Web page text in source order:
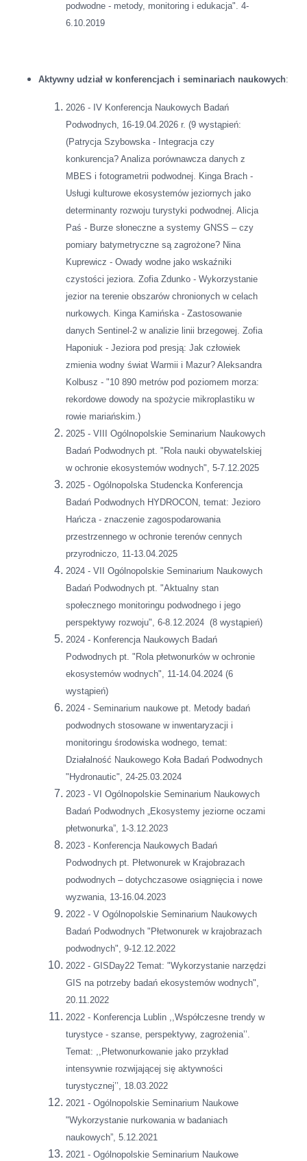
podwodne - metody, monitoring i edukacja". 4-
6.10.2019
Aktywny udział w konferencjach i seminariach naukowych:
2026 - IV Konferencja Naukowych Badań
Podwodnych, 16-19.04.2026 r. (9 wystąpień:
(Patrycja Szybowska - Integracja czy
konkurencja? Analiza porównawcza danych z
MBES i fotogrametrii podwodnej. Kinga Brach -
Usługi kulturowe ekosystemów jeziornych jako
determinanty rozwoju turystyki podwodnej. Alicja
Paś - Burze słoneczne a systemy GNSS – czy
pomiary batymetryczne są zagrożone? Nina
Kuprewicz - Owady wodne jako wskaźniki
czystości jeziora. Zofia Zdunko - Wykorzystanie
jezior na terenie obszarów chronionych w celach
nurkowych. Kinga Kamińska - Zastosowanie
danych Sentinel-2 w analizie linii brzegowej. Zofia
Haponiuk - Jeziora pod presją: Jak człowiek
zmienia wodny świat Warmii i Mazur? Aleksandra
Kolbusz - "10 890 metrów pod poziomem morza:
rekordowe dowody na spożycie mikroplastiku w
rowie mariańskim.)
2025 - VIII Ogólnopolskie Seminarium Naukowych
Badań Podwodnych pt. "Rola nauki obywatelskiej
w ochronie ekosystemów wodnych", 5-7.12.2025
2025 - Ogólnopolska Studencka Konferencja
Badań Podwodnych HYDROCON, temat: Jezioro
Hańcza - znaczenie zagospodarowania
przestrzennego w ochronie terenów cennych
przyrodniczo, 11-13.04.2025
2024 - VII Ogólnopolskie Seminarium Naukowych
Badań Podwodnych pt. "Aktualny stan
społecznego monitoringu podwodnego i jego
perspektywy rozwoju", 6-8.12.2024 (8 wystąpień)
2024 - Konferencja Naukowych Badań
Podwodnych pt. "Rola płetwonurków w ochronie
ekosystemów wodnych", 11-14.04.2024 (6
wystąpień)
2024 - Seminarium naukowe pt. Metody badań
podwodnych stosowane w inwentaryzacji i
monitoringu środowiska wodnego, temat:
Działalność Naukowego Koła Badań Podwodnych
"Hydronautic", 24-25.03.2024
2023 - VI Ogólnopolskie Seminarium Naukowych
Badań Podwodnych „Ekosystemy jeziorne oczami
płetwonurka”, 1-3.12.2023
2023 - Konferencja Naukowych Badań
Podwodnych pt. Płetwonurek w Krajobrazach
podwodnych – dotychczasowe osiągnięcia i nowe
wyzwania, 13-16.04.2023
2022 - V Ogólnopolskie Seminarium Naukowych
Badań Podwodnych "Płetwonurek w krajobrazach
podwodnych", 9-12.12.2022
2022 - GISDay22 Temat: "Wykorzystanie narzędzi
GIS na potrzeby badań ekosystemów wodnych",
20.11.2022
2022 - Konferencja Lublin ,,Współczesne trendy w
turystyce - szanse, perspektywy, zagrożenia’’.
Temat: ,,Płetwonurkowanie jako przykład
intensywnie rozwijającej się aktywności
turystycznej’’, 18.03.2022
2021 - Ogólnopolskie Seminarium Naukowe
"Wykorzystanie nurkowania w badaniach
naukowych”, 5.12.2021
2021 - Ogólnopolskie Seminarium Naukowe